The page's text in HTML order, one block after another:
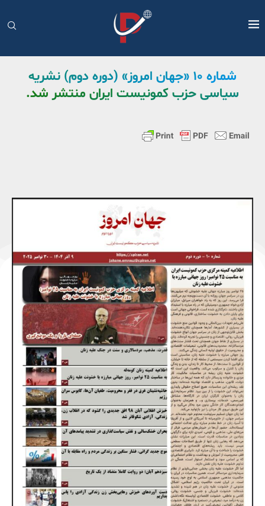
شماره ١٠ «جهان امروز» (دوره دوم) نشریه
سیاسی حزب کمونیست ایران منتشر شد.